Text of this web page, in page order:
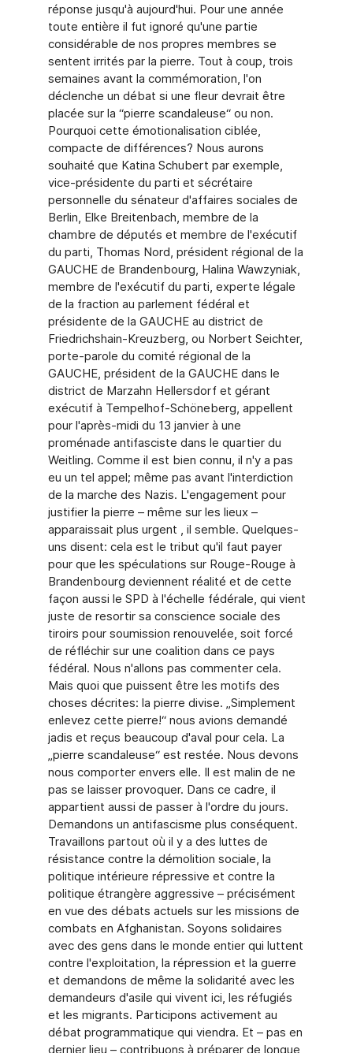
réponse jusqu'à aujourd'hui. Pour une année
toute entière il fut ignoré qu'une partie
considérable de nos propres membres se
sentent irrités par la pierre. Tout à coup, trois
semaines avant la commémoration, l'on
déclenche un débat si une fleur devrait être
placée sur la “pierre scandaleuse“ ou non.
Pourquoi cette émotionalisation ciblée,
compacte de différences? Nous aurons
souhaité que Katina Schubert par exemple,
vice-présidente du parti et sécrétaire
personnelle du sénateur d'affaires sociales de
Berlin, Elke Breitenbach, membre de la
chambre de députés et membre de l'exécutif
du parti, Thomas Nord, président régional de la
GAUCHE de Brandenbourg, Halina Wawzyniak,
membre de l'exécutif du parti, experte légale
de la fraction au parlement fédéral et
présidente de la GAUCHE au district de
Friedrichshain-Kreuzberg, ou Norbert Seichter,
porte-parole du comité régional de la
GAUCHE, président de la GAUCHE dans le
district de Marzahn Hellersdorf et gérant
exécutif à Tempelhof-Schöneberg, appellent
pour l'après-midi du 13 janvier à une
proménade antifasciste dans le quartier du
Weitling. Comme il est bien connu, il n'y a pas
eu un tel appel; même pas avant l'interdiction
de la marche des Nazis. L'engagement pour
justifier la pierre – même sur les lieux –
apparaissait plus urgent , il semble. Quelques-
uns disent: cela est le tribut qu'il faut payer
pour que les spéculations sur Rouge-Rouge à
Brandenbourg deviennent réalité et de cette
façon aussi le SPD à l'échelle fédérale, qui vient
juste de resortir sa conscience sociale des
tiroirs pour soumission renouvelée, soit forcé
de réfléchir sur une coalition dans ce pays
fédéral. Nous n'allons pas commenter cela.
Mais quoi que puissent être les motifs des
choses décrites: la pierre divise. „Simplement
enlevez cette pierre!“ nous avions demandé
jadis et reçus beaucoup d'aval pour cela. La
„pierre scandaleuse“ est restée. Nous devons
nous comporter envers elle. Il est malin de ne
pas se laisser provoquer. Dans ce cadre, il
appartient aussi de passer à l'ordre du jours.
Demandons un antifascisme plus conséquent.
Travaillons partout où il y a des luttes de
résistance contre la démolition sociale, la
politique intérieure répressive et contre la
politique étrangère aggressive – précisément
en vue des débats actuels sur les missions de
combats en Afghanistan. Soyons solidaires
avec des gens dans le monde entier qui luttent
contre l'exploitation, la répression et la guerre
et demandons de même la solidarité avec les
demandeurs d'asile qui vivent ici, les réfugiés
et les migrants. Participons activement au
débat programmatique qui viendra. Et – pas en
dernier lieu – contribuons à préparer de longue